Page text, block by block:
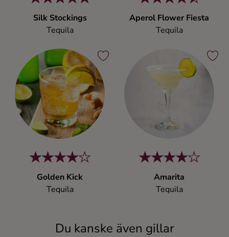
Silk Stockings
Tequila
Aperol Flower Fiesta
Tequila
Golden Kick
Tequila
Amarita
Tequila
Du kanske även gillar